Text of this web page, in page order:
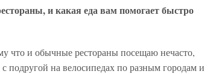
и какая еда вам помогает быстро
что и обычные рестораны посещаю нечасто,
подругой на велосипедах по разным городам и